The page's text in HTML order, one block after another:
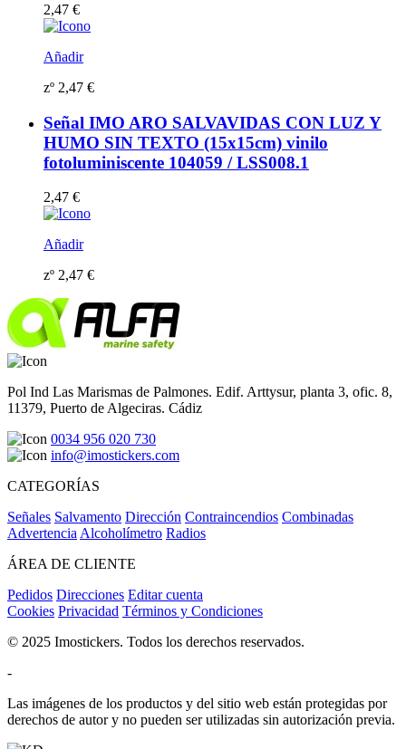
2,47 €
Añadir
zº 2,47 €
Señal IMO ARO SALVAVIDAS CON LUZ Y
HUMO SIN TEXTO (15x15cm) vinilo
fotoluminiscente 104059 / LSS008.1
2,47 €
Añadir
zº 2,47 €
Pol Ind Las Marismas de Palmones. Edif. Arttysur, planta 3, ofic. 8,
11379, Puerto de Algeciras. Cádiz
0034 956 020 730
info@imostickers.com
CATEGORÍAS
Señales Salvamento Dirección Contraincendios Combinadas
Advertencia Alcoholímetro Radios
ÁREA DE CLIENTE
Pedidos Direcciones Editar cuenta
Cookies Privacidad Términos y Condiciones
© 2025 Imostickers. Todos los derechos reservados.
-
Las imágenes de los productos y del sitio web están protegidas por
derechos de autor y no pueden ser utilizadas sin autorización previa.